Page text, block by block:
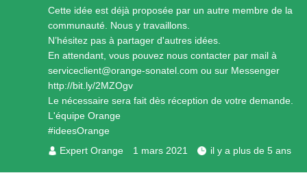
Cette idée est déjà proposée par un autre membre de la
communauté. Nous y travaillons.
N’hésitez pas à partager d'autres idées.
En attendant, vous pouvez nous contacter par mail à
serviceclient@orange-sonatel.com ou sur Messenger
http://bit.ly/2MZOgv
Le nécessaire sera fait dès réception de votre demande.
L'équipe Orange
#ideesOrange
Expert Orange
1 mars 2021 il y a plus de 5 ans